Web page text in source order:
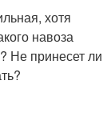
хотя
навоза
Не принесет ли